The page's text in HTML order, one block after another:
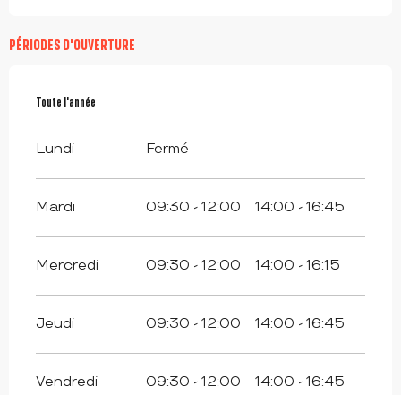
PÉRIODES D'OUVERTURE
Toute l'année
Toute l'année
Lundi Fermé
Mardi 09:30 - 12:00 14:00 - 16:45
Mercredi 09:30 - 12:00 14:00 - 16:15
Jeudi 09:30 - 12:00 14:00 - 16:45
Vendredi 09:30 - 12:00 14:00 - 16:45